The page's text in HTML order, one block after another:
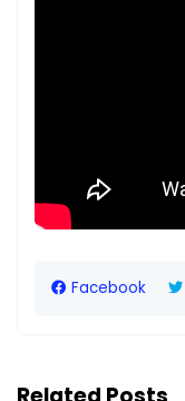
Facebook